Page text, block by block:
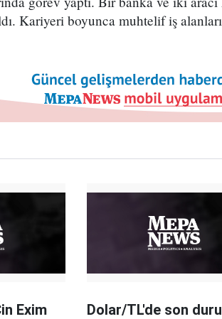
Kariyeri boyunca muhtelif iş
Exim
Dolar/TL'de son